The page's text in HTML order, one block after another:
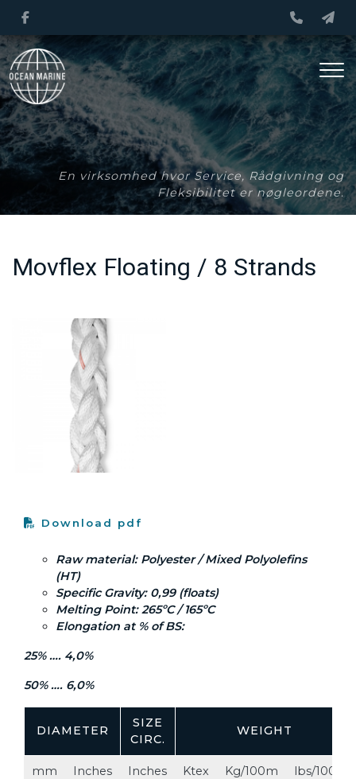
hovedindhold
En virksomhed hvor Service, Rådgivning og
Fleksibilitet er nøgleordene.
Movflex Floating / 8 Strands
Download pdf
Raw material: Polyester / Mixed Polyolefins
(HT)
Specific Gravity: 0,99 (floats)
Melting Point: 265ºC / 165ºC
Elongation at % of BS:
25% …. 4,0%
50% …. 6,0%
DIAMETER
SIZE
CIRC.
WEIGHT
mm Inches Inches Ktex Kg/100m lbs/100ft